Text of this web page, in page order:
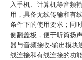
入手机、计算机等音频
用，具备无线传输和有
条件下的使用要求；同
侧翻盖板，便于听筒扬
器与音频接收-输出模块
线连接和有线连接的功